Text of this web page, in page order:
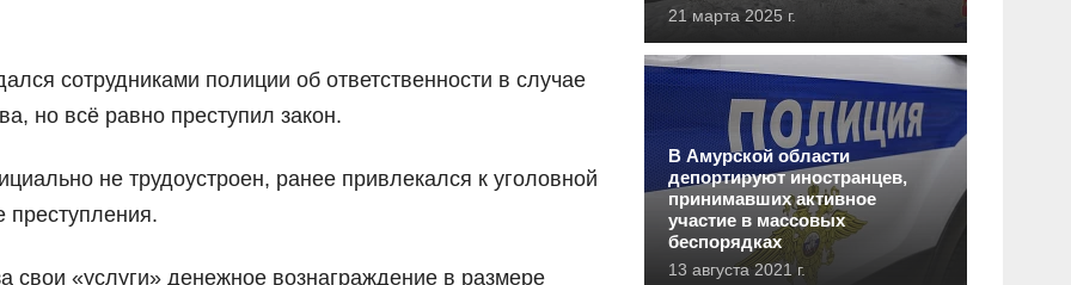
сотрудниками полиции об ответственности в случае
но всё равно преступил закон.
не трудоустроен, ранее привлекался к уголовной
преступления.
свои «услуги» денежное вознаграждение в размере
21 марта 2025 г.
В Амурской области
депортируют иностранцев,
принимавших активное
участие в массовых
беспорядках
13 августа 2021 г.